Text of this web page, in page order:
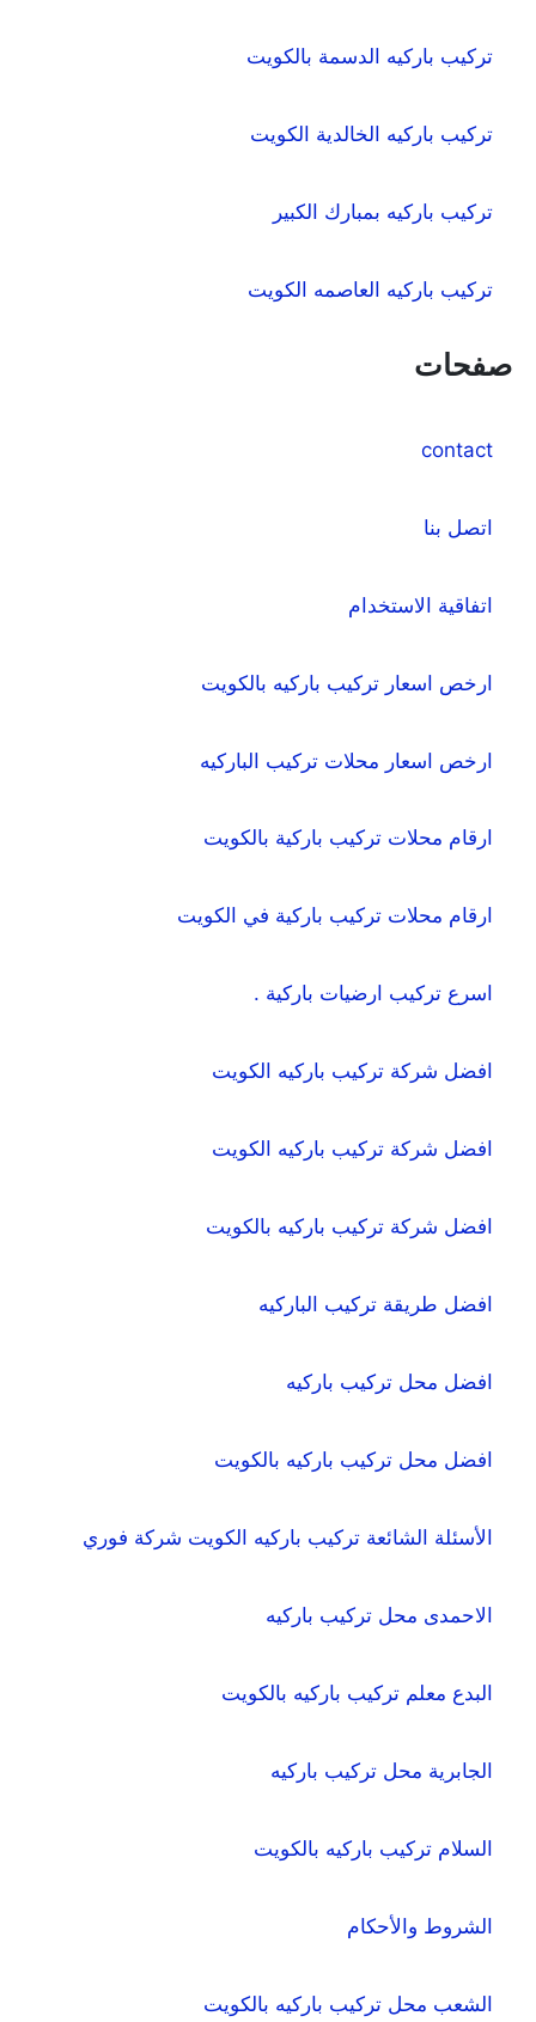
تركيب باركيه الدسمة بالكويت
تركيب باركيه الخالدية الكويت
تركيب باركيه بمبارك الكبير
تركيب باركيه العاصمه الكويت
صفحات
contact
اتصل بنا
اتفاقية الاستخدام
ارخص اسعار تركيب باركيه بالكويت
ارخص اسعار محلات تركيب الباركيه
ارقام محلات تركيب باركية بالكويت
ارقام محلات تركيب باركية في الكويت
اسرع تركيب ارضيات باركية .
افضل شركة تركيب باركيه الكويت
افضل شركة تركيب باركيه الكويت
افضل شركة تركيب باركيه بالكويت
افضل طريقة تركيب الباركيه
افضل محل تركيب باركيه
افضل محل تركيب باركيه بالكويت
الأسئلة الشائعة تركيب باركيه الكويت شركة فوري
الاحمدى محل تركيب باركيه
البدع معلم تركيب باركيه بالكويت
الجابرية محل تركيب باركيه
السلام تركيب باركيه بالكويت
الشروط والأحكام
الشعب محل تركيب باركيه بالكويت